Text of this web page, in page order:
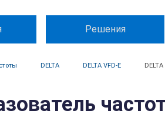
Решения
DELTA DELTA VFD-E